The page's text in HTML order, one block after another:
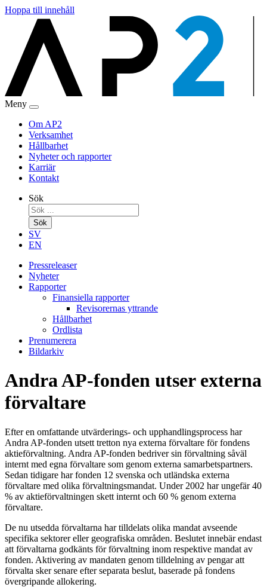
Hoppa till innehåll
Meny
Om AP2
Verksamhet
Hållbarhet
Nyheter och rapporter
Karriär
Kontakt
Sök
Sök
SV
EN
Pressreleaser
Nyheter
Rapporter
Finansiella rapporter
Revisorernas yttrande
Hållbarhet
Ordlista
Prenumerera
Bildarkiv
Andra AP-fonden utser externa
förvaltare
Efter en omfattande utvärderings- och upphandlingsprocess har
Andra AP-fonden utsett tretton nya externa förvaltare för fondens
aktieförvaltning. Andra AP-fonden bedriver sin förvaltning såväl
internt med egna förvaltare som genom externa samarbetspartners.
Sedan tidigare har fonden 12 svenska och utländska externa
förvaltare med olika förvaltningsmandat. Under 2002 har ungefär 40
% av aktieförvaltningen skett internt och 60 % genom externa
förvaltare.
De nu utsedda förvaltarna har tilldelats olika mandat avseende
specifika sektorer eller geografiska områden. Beslutet innebär endast
att förvaltarna godkänts för förvaltning inom respektive mandat av
fonden. Aktivering av mandaten genom tilldelning av pengar att
förvalta sker senare efter separata beslut, baserade på fondens
övergripande allokering.